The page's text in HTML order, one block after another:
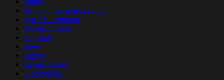
huwirranca-davies.org.uk
mar_pb_common
Mobile Design
my_texts
news
pagess
paypal casino
Prototyping